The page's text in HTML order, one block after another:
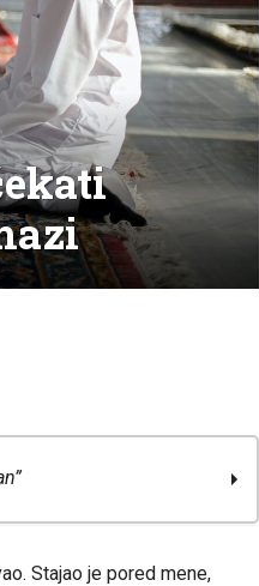
Allahom
Stajao je pored mene,